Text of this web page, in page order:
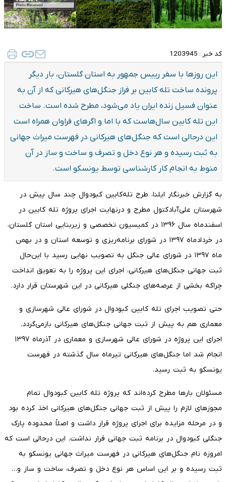
کد خبر : 1203945
این روزها با سفر رییس جمهور به استان گلستان، بار دیگر
پرونده ساخت تله کابین بر فراز جنگل‌های هیرکانی که از آن به
عنوان فسیل زنده ایران یاد می‌شود، مطرح شده است. ساخت
این تله کابین سال‌هاست که با اما و اگرهای فراوان همراه است
این درحالی است که جنگل‌های هیرکانی در فهرست میراث جهانی
به ثبت رسیده و هر نوع دخل و تصرف و ساخت و ساز در آن
منوط به انجام کار کارشناسی توسط یونسکو است.
به گزارش خبرنگار ایلنا، طرح تله‌کابین کبودوال چند سال پیش در
شهرستان علی‌آبادکتول مطرح و درنهایت اجرای پروژه تله کابین در
اسفندماه سال ۱۳۹۶ در کمیسیون تخصصی و زیربنایی استان گلستان،
در خردادماه ۱۳۹۷ در شورای برنامه‌ریزی و توسعه استان و در بهمن
ماه ۱۳۹۷ در شورای عالی جنگل به تصویب نهایی رسید با این‌حال
ثبت جهانی جنگل‌های هیرکانی، اجرای این پروژه را به تعویق انداخت
چراکه بخشی از عرصه‌های جنگلی هیرکانی در این شهرستان قرار دارد.
حتی تصویب اجرای تله کابین کبودوال در شورای عالی شهرسازی و
معماری هم به پیش از ثبت جهانی جنگل‌های هیرکانی بازمی‌گردد.
اجرای این پروژه در شورای عالی شهرسازی و معماری در آذرماه ۱۳۹۷
انجام شد اما جنگل‌های هیرکانی تیرماه سال گذشته در فهرست
یونسکو به ثبت رسید.
مسئولان بارها مطرح کرده‌اند که پروژه تله کابین کبودوال تمام
مجوزهای لازم را پیش از ثبت جهانی جنگل‌های هیرکانی اخذ کرده بود
و در مرحله مزایده برای اجرای پروژه قرار داشت و اصلاً محدوده پارک
جنگلی کبودوال در برنامه ثبت جهانی قرار نداشت. این درحالی است که
امروزه نام جنگل‌های هیرکانی در فهرست میراث جهانی یونسکو به
ثبت رسیده و بر این اساس هر نوع دخل و تصرف، ساخت و ساز و…